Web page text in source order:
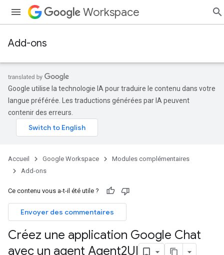
Workspace
Add-ons
Google utilise la technologie IA pour traduire le contenu dans votre
langue préférée. Les traductions générées par IA peuvent
contenir des erreurs.
Accueil Google Workspace
Modules complémentaires
Add-ons
Ce contenu vous a-t-il été utile ?
Envoyer des commentaires
Créez une application Google Chat
avec un agent Agent2UI